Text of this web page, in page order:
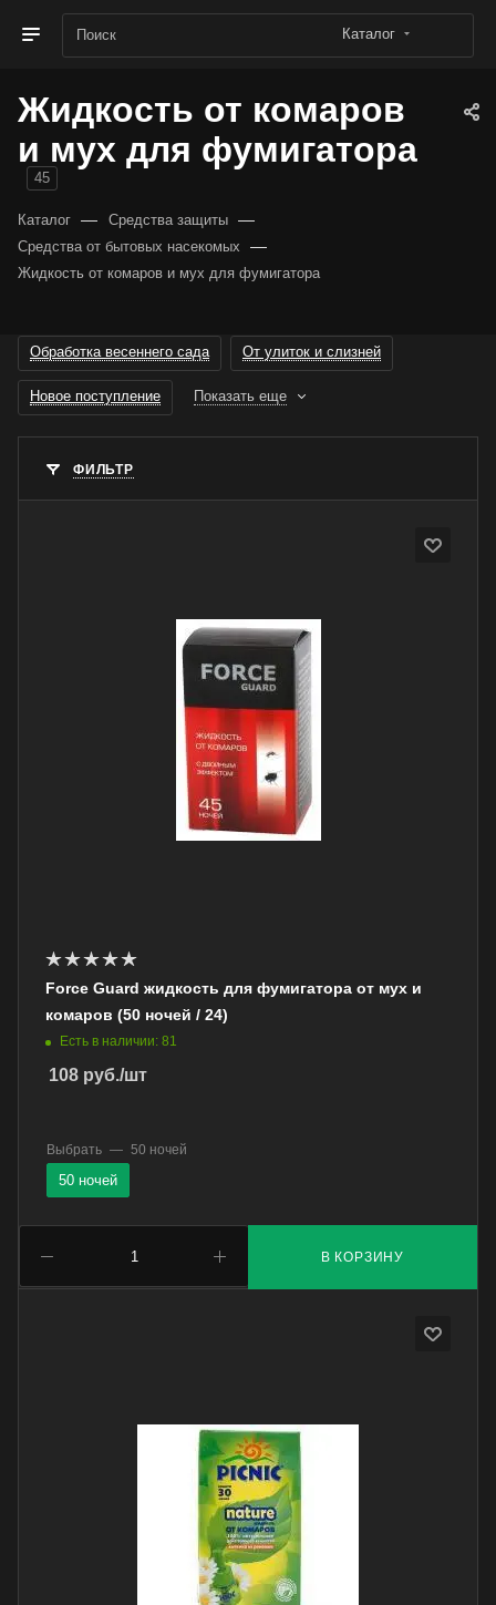
Каталог
Жидкость от комаров
и мух для фумигатора
45
Каталог — Средства защиты —
Средства от бытовых насекомых —
Жидкость от комаров и мух для фумигатора
Обработка весеннего сада От улиток и слизней
Новое поступление Показать еще
ФИЛЬТР
Force Guard жидкость для фумигатора от мух и
комаров (50 ночей / 24)
Есть в наличии: 81
108 руб./шт
В КОРЗИНУ
Выбрать — 50 ночей
50 ночей